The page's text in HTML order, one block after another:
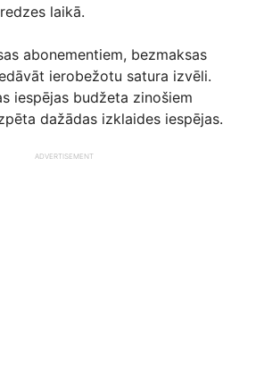
laikā.
abonementiem, bezmaksas
ierobežotu satura izvēli.
iespējas budžeta zinošiem
dažādas izklaides iespējas.
ADVERTISEMENT